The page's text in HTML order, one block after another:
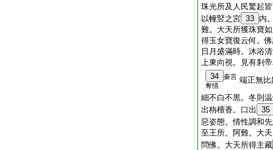
珠光所及人民驚起
以幢竪之宮 33 内
難。大天所獲珠寶
得玉女寶復云何。
日月盛滿時。沐浴
上東向視。見有刹
34
秦言
奪情
端正無
細不白不黒。冬則
出栴檀香。口出
35
惡姿態。情性調和
至王所。阿難。大
問佛。大天所得主藏